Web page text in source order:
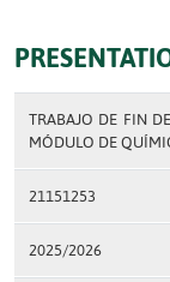
TRABAJO DE FIN
MÓDULO DE
21151253
2025/2026